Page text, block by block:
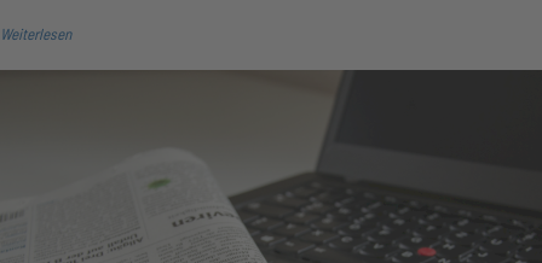
Weiterlesen